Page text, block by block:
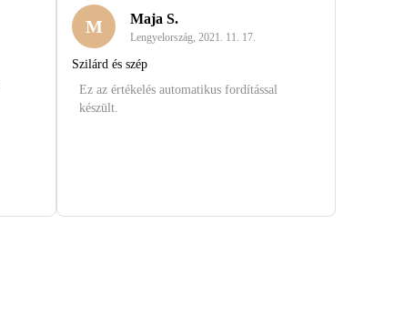
M Maja S.
Lengyelország,2021. 11. 17.
Szilárd és szép
Ez az értékelés automatikus fordítással
készült.